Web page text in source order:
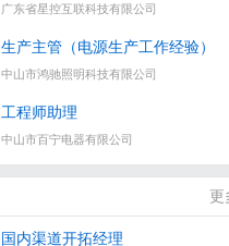
广东省星控互联科技有限公司
生产主管（电源生产工作经验）
中山市鸿驰照明科技有限公司
工程师助理
中山市百宁电器有限公司
更
国内渠道开拓经理